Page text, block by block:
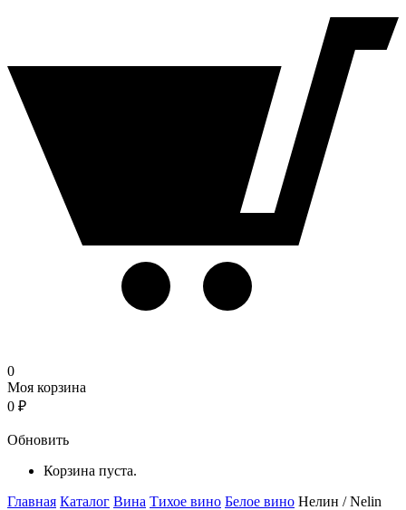
0
Моя корзина
0 ₽
Обновить
Корзина пуста.
Главная Каталог Вина Тихое вино Белое вино Нелин / Nelin